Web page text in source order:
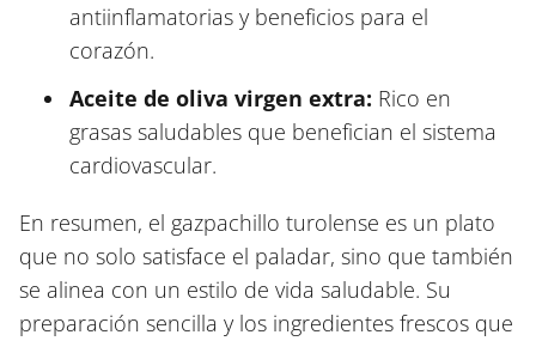
antiinflamatorias y beneficios para el
corazón.
Aceite de oliva virgen extra: Rico en
grasas saludables que benefician el sistema
cardiovascular.
En resumen, el gazpachillo turolense es un plato
que no solo satisface el paladar, sino que también
se alinea con un estilo de vida saludable. Su
preparación sencilla y los ingredientes frescos que